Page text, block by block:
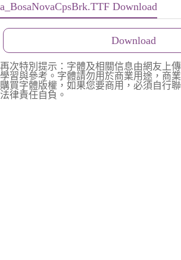
a_BosaNovaCpsBrk.TTF Download
Download
再次特別提示：字體及相關信息由網友上
學習與參考。字體請勿用於商業用途，商
購買字體版權，如果您要商用，必須自行
法律責任自負。